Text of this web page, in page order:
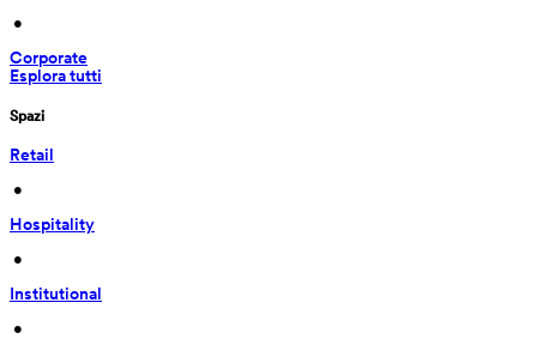
•
Corporate
Esplora tutti
Spazi
Retail
•
Hospitality
•
Institutional
•